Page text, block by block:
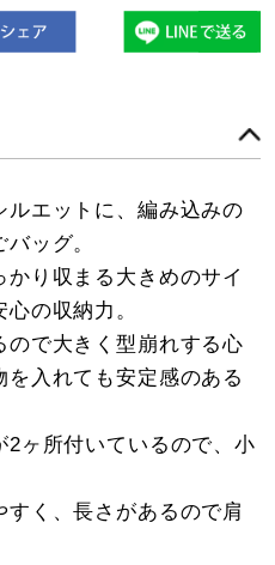
ルエットに、編み込みの
ッグ。
り収まる大きめのサイ
の収納力。
ので大きく型崩れする心
入れても安定感のある
2ヶ所付いているので、小
く、長さがあるので肩